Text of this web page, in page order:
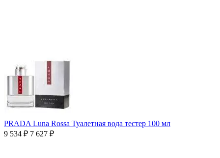
PRADA Luna Rossa Туалетная вода тестер 100 мл
9 534 ₽ 7 627 ₽